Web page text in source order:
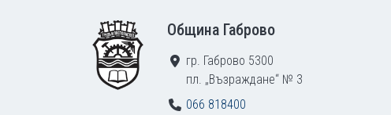
Община Габрово
гр. Габрово 5300
пл. „Възраждане“ № 3
066 818400